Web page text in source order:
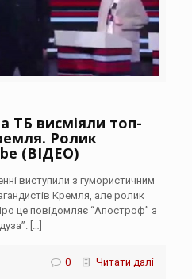
ТБ висміяли топ-
Ролик
(ВІДЕО)
виступили з гумористичним
Кремля, але ролик
це повідомляє “Апостроф” з
[…]
0 Читати далі